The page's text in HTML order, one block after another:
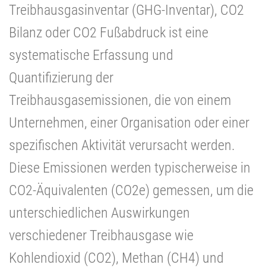
Treibhausgasinventar (GHG-Inventar), CO2
Bilanz oder CO2 Fußabdruck ist eine
systematische Erfassung und
Quantifizierung der
Treibhausgasemissionen, die von einem
Unternehmen, einer Organisation oder einer
spezifischen Aktivität verursacht werden.
Diese Emissionen werden typischerweise in
CO2-Äquivalenten (CO2e) gemessen, um die
unterschiedlichen Auswirkungen
verschiedener Treibhausgase wie
Kohlendioxid (CO2), Methan (CH4) und